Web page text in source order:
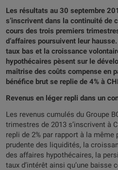
Les résultats au 30 septembre
s’inscrivent dans la continuité de
cours des trois premiers
d’affaires poursuivent leur
taux bas et la croissance
hypothécaires pèsent sur le
maîtrise des coûts compense en
bénéfice brut se replie de 4% à
Revenus en léger repli dans un
Les revenus cumulés du Groupe
trimestres de 2013 s’inscrivent à
repli de 2% par rapport à la
prudente des liquidités, la
des affaires hypothécaires, la
taux d’intérêt ainsi qu’une baisse